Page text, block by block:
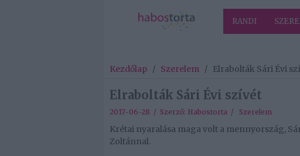
RANDI
Kezdőlap / Szerelem / Elrabolták Sári Évi
Elrabolták Sári Évi szívét
2017-06-28 / Szerző: Habostorta / Szerelem
Krétai nyaralása maga volt a mennyország,
Zoltánnal.